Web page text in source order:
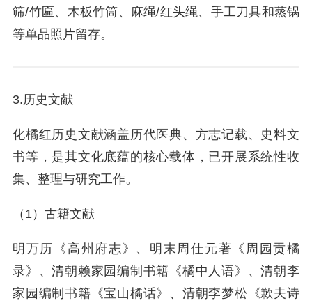
筛/竹匾‌、木板竹筒、麻绳/红头绳、手工刀具和蒸锅
等单品照片留存。‌‌
3.历史文献
化橘红历史文献涵盖历代医典、方志记载、史料文
书等，是其文化底蕴的核心载体，已开展系统性收
集、整理与研究工作。
（1）古籍文献
明万历《高州府志》、明末周仕元著《周园贡橘
录》、清朝赖家园编制书籍《橘中人语》、清朝李
家园编制书籍《宝山橘话》、清朝李梦松《歉夫诗